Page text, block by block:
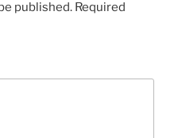
published. Required